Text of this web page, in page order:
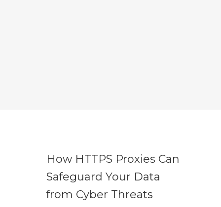
How HTTPS Proxies Can
Safeguard Your Data
from Cyber Threats